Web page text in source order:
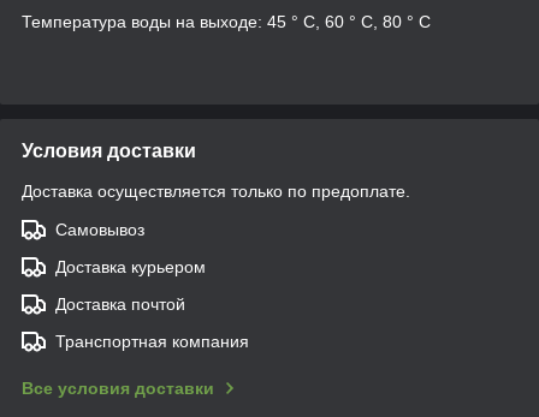
Температура воды на выходе: 45 ° C, 60 ° C, 80 ° C
Условия доставки
Доставка осуществляется только по предоплате.
Самовывоз
Доставка курьером
Доставка почтой
Транспортная компания
Все условия доставки